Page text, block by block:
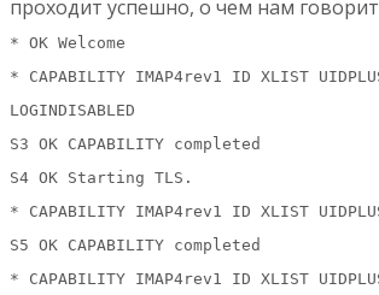
проходит успешно, о чем нам говорит
* OK Welcome
* CAPABILITY IMAP4rev1 ID XLIST
LOGINDISABLED
S3 OK CAPABILITY completed
S4 OK Starting TLS.
* CAPABILITY IMAP4rev1 ID XLIST
S5 OK CAPABILITY completed
* CAPABILITY IMAP4rev1 ID XLIST